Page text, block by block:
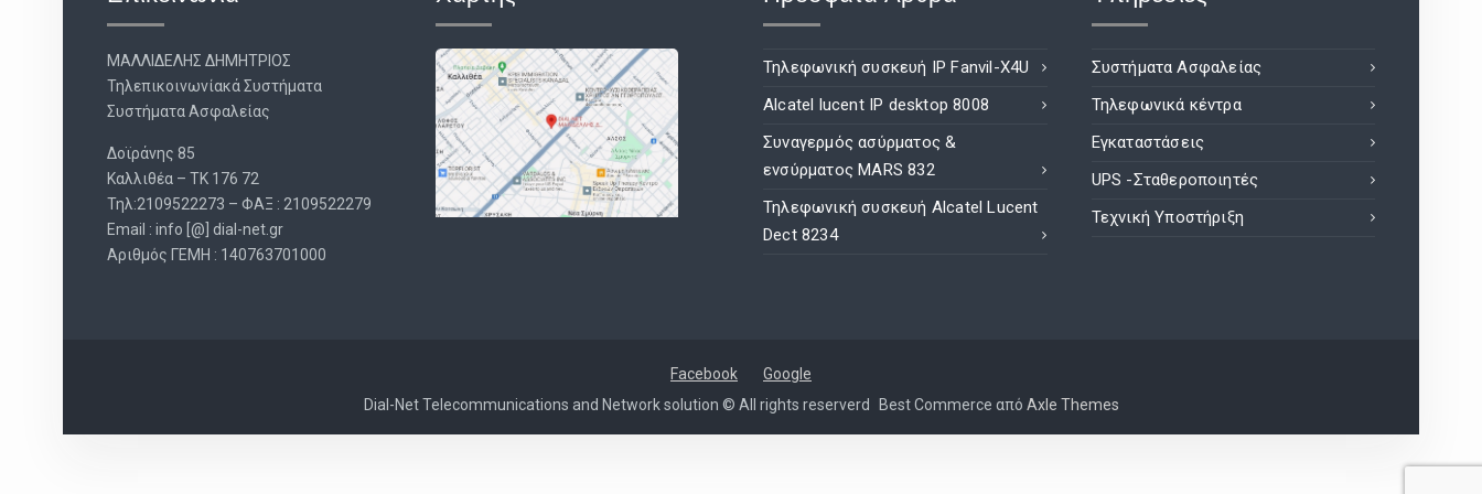
ΜΑΛΛΙΔΕΛΗΣ ΔΗΜΗΤΡΙΟΣ
Τηλεπικοινωνίακά Συστήματα
Συστήματα Ασφαλείας
Δοϊράνης 85
Καλλιθέα – ΤΚ 176 72
Τηλ:2109522273 – ΦΑΞ : 2109522279
Email : info [@] dial-net.gr
Aριθμός ΓΕΜΗ : 140763701000
Τηλεφωνική συσκευή IP Fanvil-X4U
Alcatel lucent IP desktop 8008
Συναγερμός ασύρματος &
ενσύρματος MARS 832
Τηλεφωνική συσκευή Alcatel Lucent
Dect 8234
Συστήματα Ασφαλείας
Τηλεφωνικά κέντρα
Εγκαταστάσεις
UPS -Σταθεροποιητές
Τεχνική Υποστήριξη
Facebook
Google
Dial-Net Telecommunications and Network solution © All rights reserverd
Best Commerce από Axle Themes